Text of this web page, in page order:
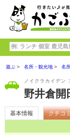
遊ぶ 名所・観光地 名
ノイクラカイデン
野井倉開
基本情報 クチコ